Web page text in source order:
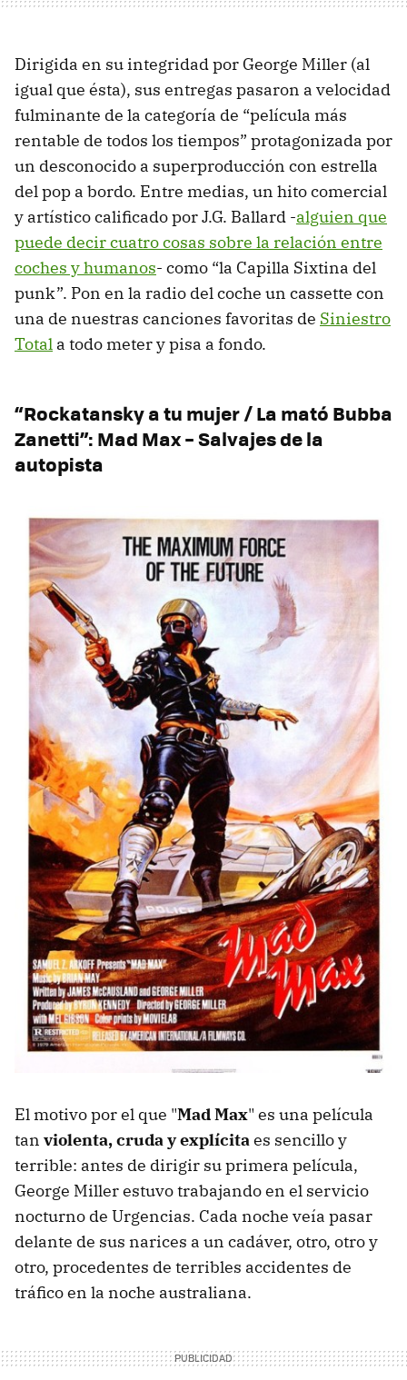
Dirigida en su integridad por George Miller (al
igual que ésta), sus entregas pasaron a velocidad
fulminante de la categoría de “película más
rentable de todos los tiempos” protagonizada por
un desconocido a superproducción con estrella
del pop a bordo. Entre medias, un hito comercial
y artístico calificado por J.G. Ballard -alguien que
puede decir cuatro cosas sobre la relación entre
coches y humanos- como “la Capilla Sixtina del
punk”. Pon en la radio del coche un cassette con
una de nuestras canciones favoritas de Siniestro
Total a todo meter y pisa a fondo.
“Rockatansky a tu mujer / La mató Bubba
Zanetti”: Mad Max – Salvajes de la
autopista
El motivo por el que "Mad Max" es una película
tan violenta, cruda y explícitaes sencillo y
terrible: antes de dirigir su primera película,
George Miller estuvo trabajando en el servicio
nocturno de Urgencias. Cada noche veía pasar
delante de sus narices a un cadáver, otro, otro y
otro, procedentes de terribles accidentes de
tráfico en la noche australiana.